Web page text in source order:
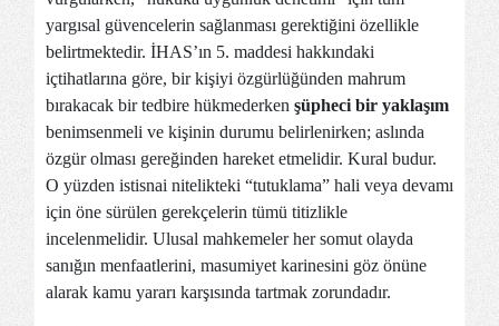
yargısal güvencelerin sağlanması gerektiğini özellikle
belirtmektedir. İHAS’ın 5. maddesi hakkındaki
içtihatlarına göre, bir kişiyi özgürlüğünden mahrum
bırakacak bir tedbire hükmederken şüpheci bir yaklaşım
benimsenmeli ve kişinin durumu belirlenirken; aslında
özgür olması gereğinden hareket etmelidir. Kural budur.
O yüzden istisnai nitelikteki “tutuklama” hali veya devamı
için öne sürülen gerekçelerin tümü titizlikle
incelenmelidir. Ulusal mahkemeler her somut olayda
sanığın menfaatlerini, masumiyet karinesini göz önüne
alarak kamu yararı karşısında tartmak zorundadır.